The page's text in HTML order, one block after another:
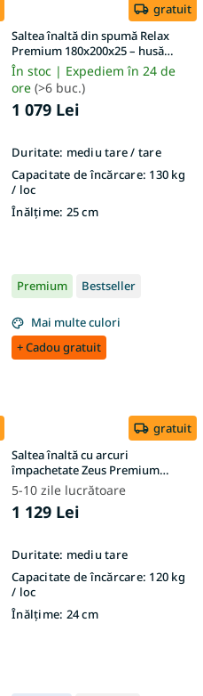
gratuit
Saltea înaltă din spumă Relax
Premium 180x200x25 – husă
Lavender
În stoc | Expediem în 24 de
ore (>6 buc.)
1 079 Lei
Duritate: mediu tare / tare
Capacitate de încărcare: 130 kg
/ loc
Înălțime: 25 cm
Premium Bestseller
Mai multe culori
+ Cadou gratuit
gratuit
Saltea înaltă cu arcuri
împachetate Zeus Premium
180x200x24 – husă Aloe Vera
5-10 zile lucrătoare
1 129 Lei
Duritate: mediu tare
Capacitate de încărcare: 120 kg
/ loc
Înălțime: 24 cm